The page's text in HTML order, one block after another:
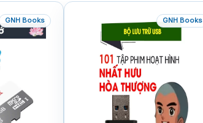
GNH Books GNH Books